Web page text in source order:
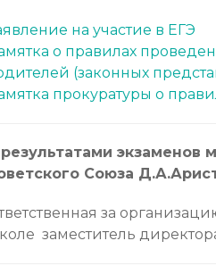
на участие в ЕГЭ
о правилах
(законных
прокуратуры о
Союза
за
заместитель